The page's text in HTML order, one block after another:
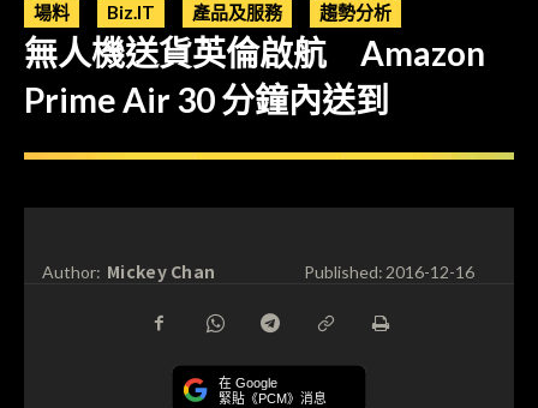
場料 Biz.IT 產品及服務 趨勢分析
無人機送貨英倫啟航 Amazon
Prime Air 30 分鐘內送到
Author: Mickey Chan Published:2016-12-16
在 Google
緊貼《PCM》消息